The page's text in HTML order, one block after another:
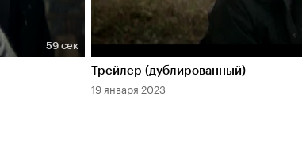
59 сек
Длительность 1 мин
Трейлер (дублированный)
19 января 2023